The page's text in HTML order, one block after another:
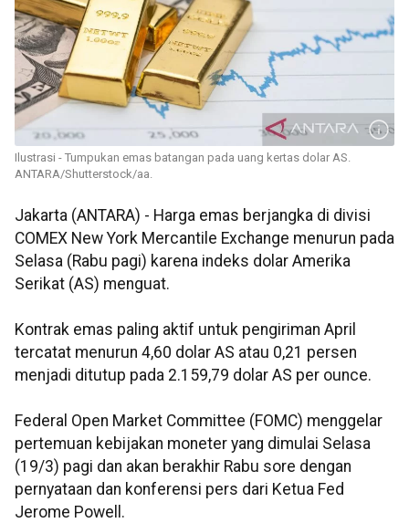
Ilustrasi - Tumpukan emas batangan pada uang kertas dolar AS.
ANTARA/Shutterstock/aa.
Jakarta (ANTARA) - Harga emas berjangka di divisi
COMEX New York Mercantile Exchange menurun pada
Selasa (Rabu pagi) karena indeks dolar Amerika
Serikat (AS) menguat.
Kontrak emas paling aktif untuk pengiriman April
tercatat menurun 4,60 dolar AS atau 0,21 persen
menjadi ditutup pada 2.159,79 dolar AS per ounce.
Federal Open Market Committee (FOMC) menggelar
pertemuan kebijakan moneter yang dimulai Selasa
(19/3) pagi dan akan berakhir Rabu sore dengan
pernyataan dan konferensi pers dari Ketua Fed
Jerome Powell.